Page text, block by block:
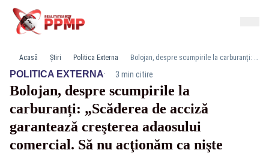
Acasă Știri Politica Externa Bolojan, despre scumpirile la carburanți: „Scăderea de acciză garantează creşterea adaosului comercial. Să nu acţionăm ca nişte piromani economici”
POLITICA EXTERNA· 3 min citire
Bolojan, despre scumpirile la
carburanți: „Scăderea de acciză
garantează creşterea adaosului
comercial. Să nu acţionăm ca nişte